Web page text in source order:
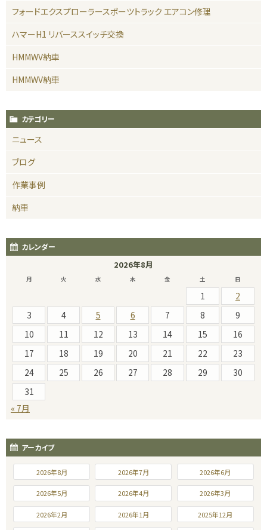
フォードエクスプローラースポーツトラック エアコン修理
ハマーH1 リバーススイッチ交換
HMMWV納車
HMMWV納車
カテゴリー
ニュース
ブログ
作業事例
納車
カレンダー
2026年8月
月 火 水 木 金 土 日
1
2
3
4 5 6 7 8
9
10
11 12 13 14 15
16
17
18 19 20 21 22
23
24
25 26 27 28 29
30
31
« 7月
アーカイブ
2026年8月 2026年7月 2026年6月
2026年5月 2026年4月 2026年3月
2026年2月 2026年1月 2025年12月